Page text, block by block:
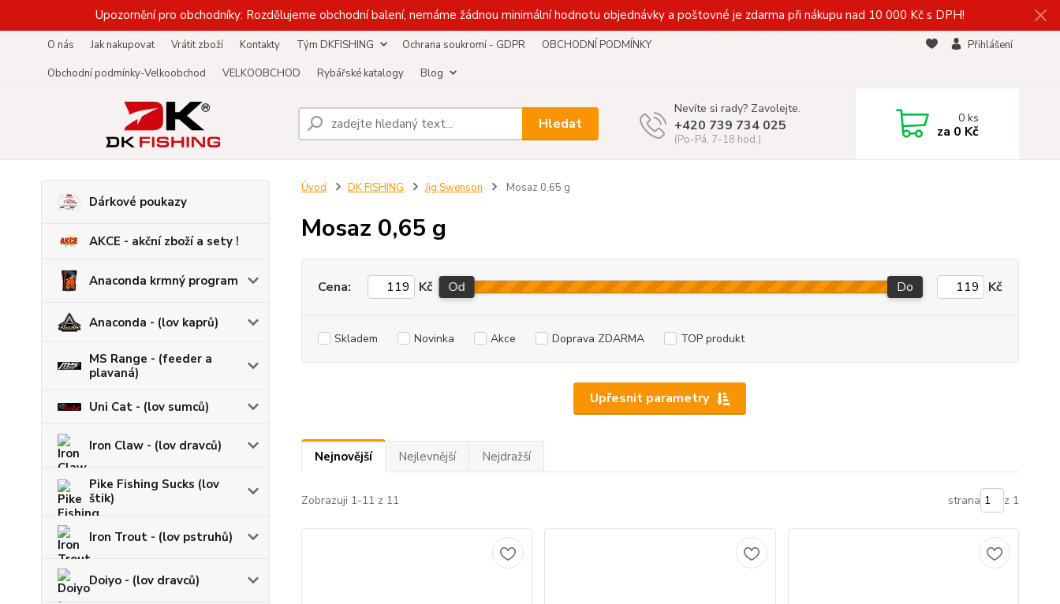
Upozornění pro obchodníky: Rozdělujeme obchodní balení, nemáme žádnou minimální hodnotu objednávky a poštovné je zdarma při nákupu nad 10 000 Kč s DPH!
O nás Jak nakupovat Vrátit zboží Kontakty Tým DKFISHING Ochrana soukromí - GDPR
OBCHODNÍ PODMÍNKY
Obchodní podmínky-Velkoobchod
VELKOOBCHOD Rybářské katalogy Blog
Přihlášení
Hledat
Nevíte si rady? Zavolejte.
+420 739 734 025
(Po-Pá, 7-18 hod.)
0ks
za 0 Kč
Dárkové poukazy
AKCE - akční zboží a sety !
Anaconda krmný program
Anaconda - (lov kaprů)
MS Range - (feeder a
plavaná)
Uni Cat - (lov sumců)
Iron Claw - (lov dravců)
Pike Fishing Sucks (lov
štik)
Iron Trout - (lov pstruhů)
Doiyo - (lov dravců)
Úvod DK FISHING Jig Swenson Mosaz 0,65 g
Mosaz 0,65 g
Upřesnit parametry
Cena: Kč Od Do Kč
Skladem Novinka Akce Doprava ZDARMA TOP produkt
Nejnovější Nejlevnější Nejdražší
Zobrazuji 1-11 z 11 strana z 1